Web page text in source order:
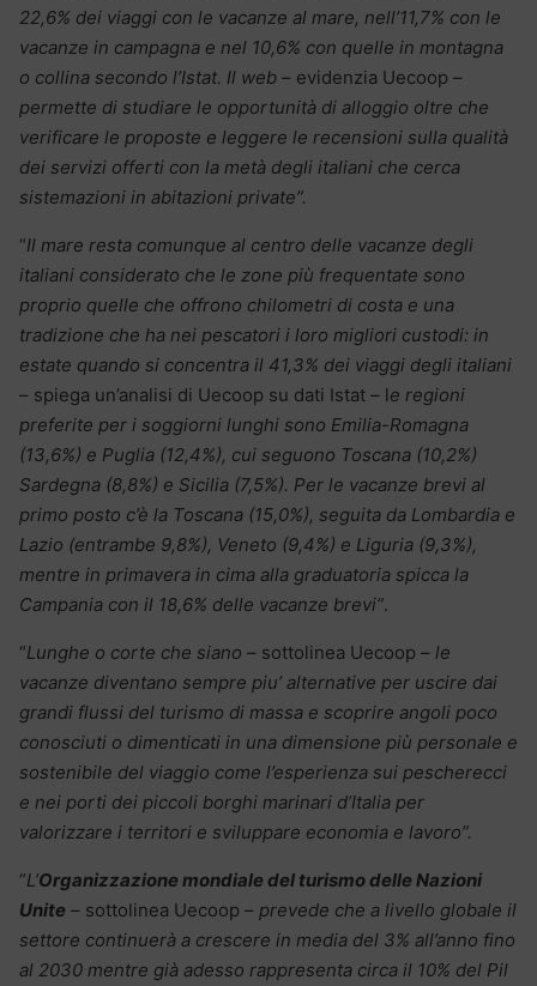
22,6% dei viaggi con le vacanze al mare, nell’11,7% con le
vacanze in campagna e nel 10,6% con quelle in montagna
o collina secondo l’Istat. Il web – evidenzia Uecoop –
permette di studiare le opportunità di alloggio oltre che
verificare le proposte e leggere le recensioni sulla qualità
dei servizi offerti con la metà degli italiani che cerca
sistemazioni in abitazioni private”.
“Il mare resta comunque al centro delle vacanze degli
italiani considerato che le zone più frequentate sono
proprio quelle che offrono chilometri di costa e una
tradizione che ha nei pescatori i loro migliori custodi: in
estate quando si concentra il 41,3% dei viaggi degli italiani
– spiega un’analisi di Uecoop su dati Istat – le regioni
preferite per i soggiorni lunghi sono Emilia-Romagna
(13,6%) e Puglia (12,4%), cui seguono Toscana (10,2%)
Sardegna (8,8%) e Sicilia (7,5%). Per le vacanze brevi al
primo posto c’è la Toscana (15,0%), seguita da Lombardia e
Lazio (entrambe 9,8%), Veneto (9,4%) e Liguria (9,3%),
mentre in primavera in cima alla graduatoria spicca la
Campania con il 18,6% delle vacanze brevi”.
“Lunghe o corte che siano – sottolinea Uecoop – le
vacanze diventano sempre piu’ alternative per uscire dai
grandi flussi del turismo di massa e scoprire angoli poco
conosciuti o dimenticati in una dimensione più personale e
sostenibile del viaggio come l’esperienza sui pescherecci
e nei porti dei piccoli borghi marinari d’Italia per
valorizzare i territori e sviluppare economia e lavoro”.
“L’Organizzazione mondiale del turismo delle Nazioni
Unite – sottolinea Uecoop – prevede che a livello globale il
settore continuerà a crescere in media del 3% all’anno fino
al 2030 mentre già adesso rappresenta circa il 10% del Pil